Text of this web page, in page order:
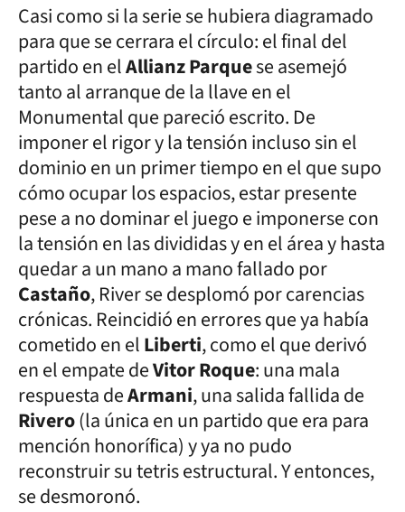
Casi como si la serie se hubiera diagramado
para que se cerrara el círculo: el final del
partido en elAllianz Parquese asemejó
tanto al arranque de la llave en el
Monumental que pareció escrito. De
imponer el rigor y la tensión incluso sin el
dominio en un primer tiempo en el que supo
cómo ocupar los espacios, estar presente
pese a no dominar el juego e imponerse con
la tensión en las divididas y en el área y hasta
quedar a un mano a mano fallado por
Castaño, River se desplomó por carencias
crónicas. Reincidió en errores que ya había
cometido en elLiberti, como el que derivó
en el empate deVitor Roque: una mala
respuesta deArmani, una salida fallida de
Rivero(la única en un partido que era para
mención honorífica) y ya no pudo
reconstruir su tetris estructural. Y entonces,
se desmoronó.